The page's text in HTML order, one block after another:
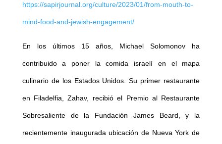
https://sapirjournal.org/culture/2023/01/from-mouth-to-
mind-food-and-jewish-engagement/
En los últimos 15 años, Michael Solomonov ha
contribuido a poner la comida israelí en el mapa
culinario de los Estados Unidos. Su primer restaurante
en Filadelfia, Zahav, recibió el Premio al Restaurante
Sobresaliente de la Fundación James Beard, y la
recientemente inaugurada ubicación de Nueva York de